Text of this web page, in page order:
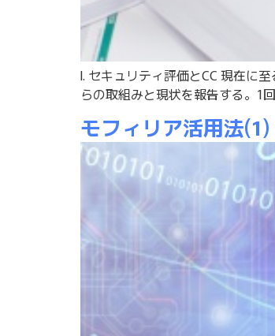
I. セキュリティ評価とCC 現在に
らの取組みと現状を報告する。1
モフィリア活用法